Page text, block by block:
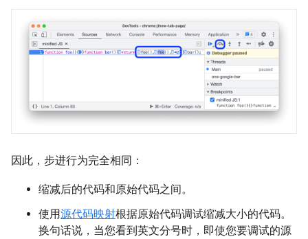
因此，步进行为完全相同：
缩减后的代码和原始代码之间。
使用源代码映射根据原始代码调试缩减大小的代码。
换句话说，当您看到英文分号时，即使您要调试的源